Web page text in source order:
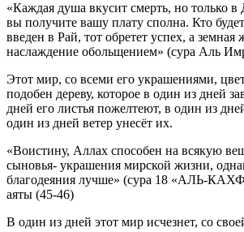
«Каждая душа вкусит смерть, но только в
вы получите вашу плату сполна. Кто
введен в Рай, тот обретет успех, а
наслаждение обольщением» (сура Аль
Этот мир, со всеми его украшениями,
подобен дереву, которое в один из дней
дней его листья пожелтеют, в один из
один из дней ветер унесёт их.
«Воистину, Аллах способен на всякую
сыновья- украшения мирской жизни,
благодеяния лучше» (сура 18 «АЛЬ-
аяты (45-46)
В один из дней этот мир исчезнет, со